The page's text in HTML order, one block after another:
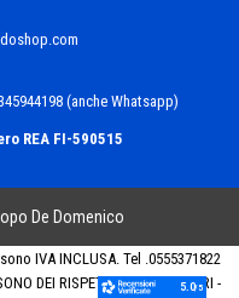
(anche Whatsapp)
REA FI-590515
De Domenico
IVA INCLUSA. Tel .0555371822
DEI RISPETTIVI PROPRIETARI -